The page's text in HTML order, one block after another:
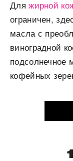
Дляжирной
ограничен,
масла с
виноградной
подсолнечное
кофейных